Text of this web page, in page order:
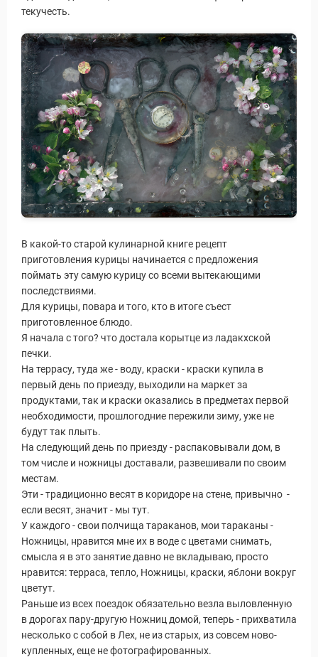
Статьи
текучесть.
В какой-то старой кулинарной книге рецепт
приготовления курицы начинается с предложения
поймать эту самую курицу со всеми вытекающими
последствиями.
Для курицы, повара и того, кто в итоге съест
приготовленное блюдо.
Я начала с того? что достала корытце из ладакхской
печки.
На террасу, туда же - воду, краски - краски купила в
первый день по приезду, выходили на маркет за
продуктами, так и краски оказались в предметах первой
необходимости, прошлогодние пережили зиму, уже не
будут так плыть.
На следующий день по приезду - распаковывали дом, в
том числе и ножницы доставали, развешивали по своим
местам.
Эти - традиционно весят в коридоре на стене, привычно -
если весят, значит - мы тут.
У каждого - свои полчища тараканов, мои тараканы -
Ножницы, нравится мне их в воде с цветами снимать,
смысла я в это занятие давно не вкладываю, просто
нравится: терраса, тепло, Ножницы, краски, яблони вокруг
цветут.
Раньше из всех поездок обязательно везла выловленную
в дорогах пару-другую Ножниц домой, теперь - прихватила
несколько с собой в Лех, не из старых, из совсем ново-
купленных, еще не фотографированных.